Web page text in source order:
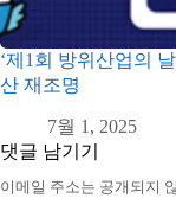
‘제1회 방위산업의
산 재조명
7월 1, 2025
댓글 남기기
이메일 주소는 공개되지